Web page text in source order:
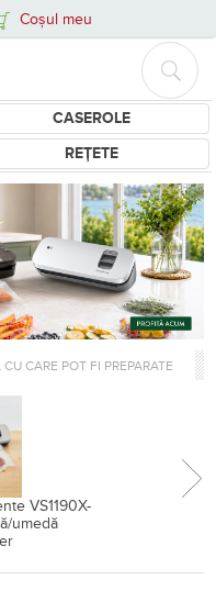
Coșul meu
CASEROLE
REȚETE
CARE POT FI PREPARATE
VS1190X-
umedă